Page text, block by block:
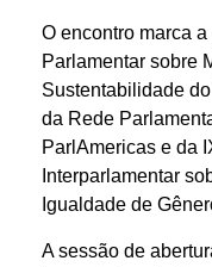
O encontro marca
Parlamentar sobre
Sustentabilidade
da Rede
ParlAmericas e da
Interparlamentar
Igualdade de
A sessão de